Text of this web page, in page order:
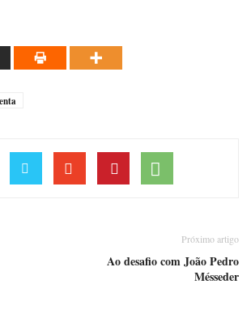
Próximo artigo
Ao desafio com João Pedro
Mésseder